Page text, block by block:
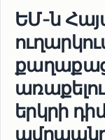
ԵՄ-ն
երկրի